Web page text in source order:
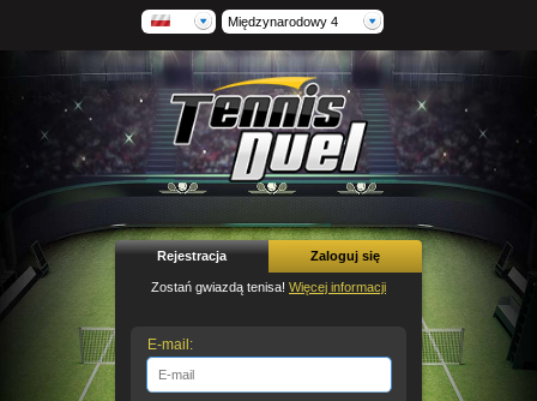
Międzynarodowy 4
Rejestracja Zaloguj się
Zostań gwiazdą tenisa! Więcej informacji
E-mail: